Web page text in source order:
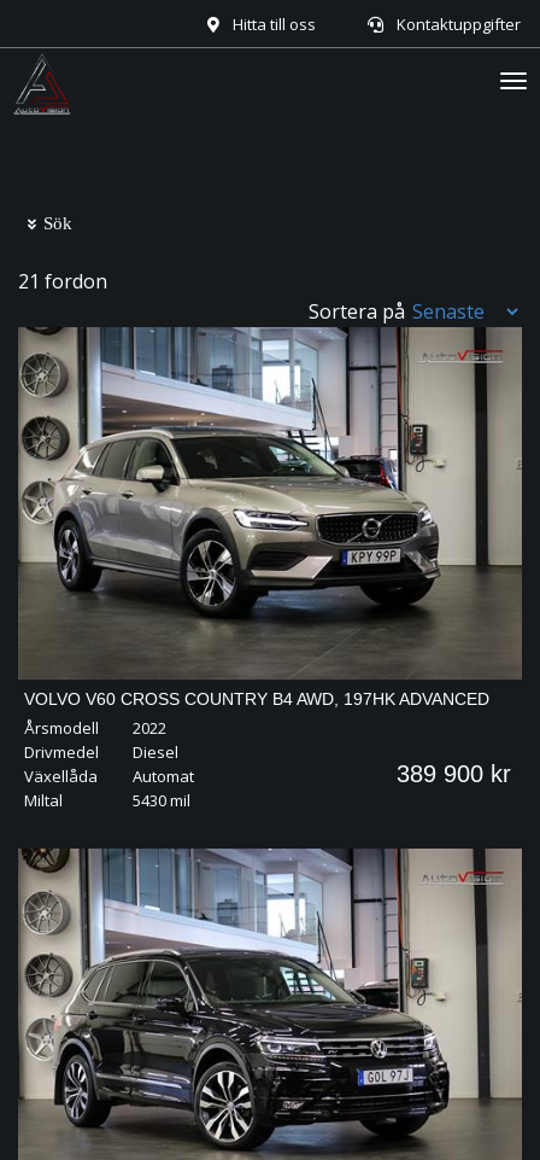
Hitta till oss Kontaktuppgifter
Sök
21 fordon
Sortera på
VOLVO V60 CROSS COUNTRY B4 AWD, 197HK ADVANCED
PRO EDITION | PANO
Årsmodell
2022
Drivmedel
Diesel
Växellåda
Automat
Miltal
5430 mil
389 900 kr